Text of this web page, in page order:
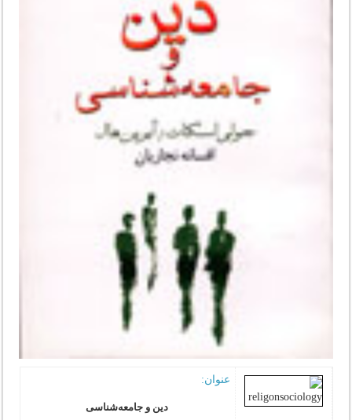
عنوان:
دین و جامعه‌شناسی